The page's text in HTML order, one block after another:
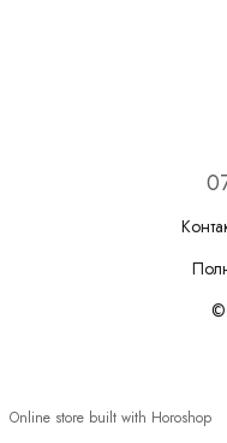
©
Online store built with Horoshop